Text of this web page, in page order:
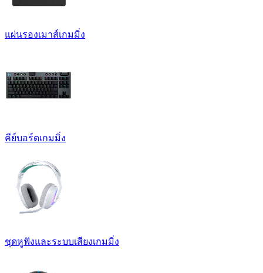
แผ่นรองเมาส์เกมมิ่ง
คีย์บอร์ดเกมมิ่ง
ชุดหูฟังและระบบเสียงเกมมิ่ง